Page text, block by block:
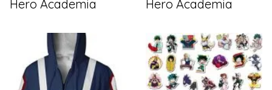
Hero Academia
Hero Academia